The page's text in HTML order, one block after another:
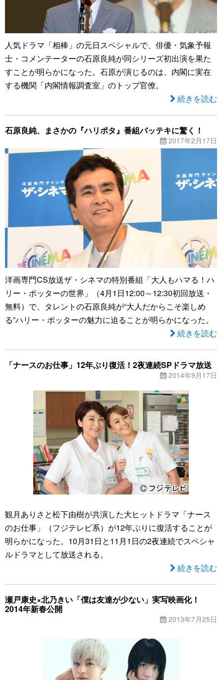
人気ドラマ「相棒」の元日スペシャルで、俳優・気象予報
士・コメンテーターの石原良純が同シリーズ初出演を果た
すことが明らかになった。石原が演じるのは、内閣に実在
する機関「内閣情報調査室」のトップ官僚。
続きを読む
石原良純、まさかの『ハリポタ』番組バッテキに驚く！
2017年2月17日
洋画専門CS放送ザ・シネマの特別番組「大人もハマる！ハ
リー・ポッターの世界」（4月1日12:00～12:30初回放送・
無料）で、タレントの石原良純が“大人だからこそ楽しめ
る”ハリー・ポッターの魅力に迫ることが明らかになった。
続きを読む
「ナースのお仕事」12年ぶり復活！2夜連続SPドラマ放送
2014年9月17日
観月ありさと松下由樹が共演した大ヒットドラマ「ナース
のお仕事」（フジテレビ系）が12年ぶりに復活することが
明らかになった。10月31日と11月1日の2夜連続でスペシャ
ルドラマとして放送される。
続きを読む
瀬戸康史×北乃きい「僕は友達が少ない」実写映画化！
2014年新春公開
2013年7月25日